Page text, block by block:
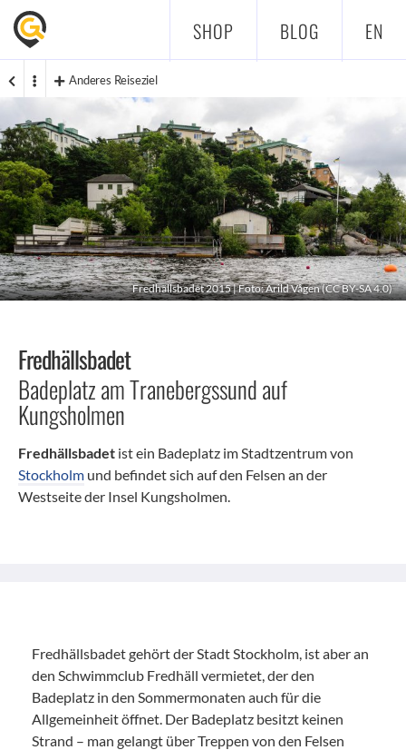
SHOP BLOG EN
Anderes Reiseziel
Fredhällsbadet 2015 | Foto:Arild Vågen(CC BY-SA 4.0)
Fredhällsbadet
Badeplatz am Tranebergssund auf
Kungsholmen
Fredhällsbadet ist ein Badeplatz im Stadtzentrum von
Stockholm und befindet sich auf den Felsen an der
Westseite der Insel Kungsholmen.
Fredhällsbadet gehört der Stadt Stockholm, ist aber an
den Schwimmclub Fredhäll vermietet, der den
Badeplatz in den Sommermonaten auch für die
Allgemeinheit öffnet. Der Badeplatz besitzt keinen
Strand – man gelangt über Treppen von den Felsen